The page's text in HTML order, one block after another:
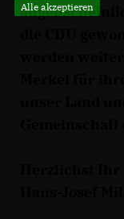
Alle akzeptieren